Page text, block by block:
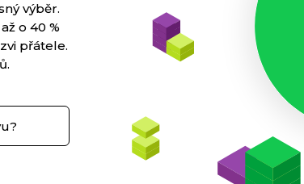
výběr.
o 40 %
přátele.